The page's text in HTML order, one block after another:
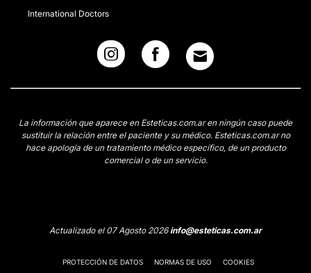
International Doctors
La información que aparece en Esteticas.com.ar en ningún caso puede
sustituir la relación entre el paciente y su médico. Esteticas.com.ar no
hace apología de un tratamiento médico específico, de un producto
comercial o de un servicio.
Actualizado el 07 Agosto 2026info@esteticas.com.ar
PROTECCIÓN DE DATOS NORMAS DE USO COOKIES